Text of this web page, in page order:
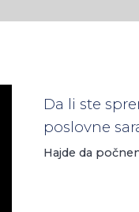
Da li ste
poslovne
Hajde da